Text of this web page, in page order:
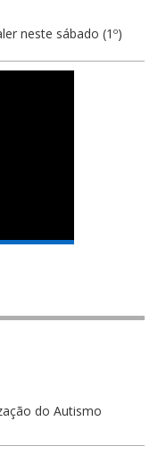
neste sábado (1º)
do Autismo